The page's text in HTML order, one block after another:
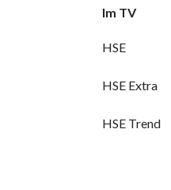
Im TV
HSE
HSE Extra
HSE Trend